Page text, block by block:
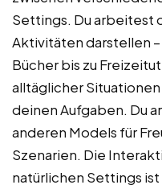
Settings. Du arbeitest
Aktivitäten darstellen
Bücher bis zu
alltäglicher
deinen Aufgaben. Du
anderen Models für
Szenarien. Die
natürlichen Settings